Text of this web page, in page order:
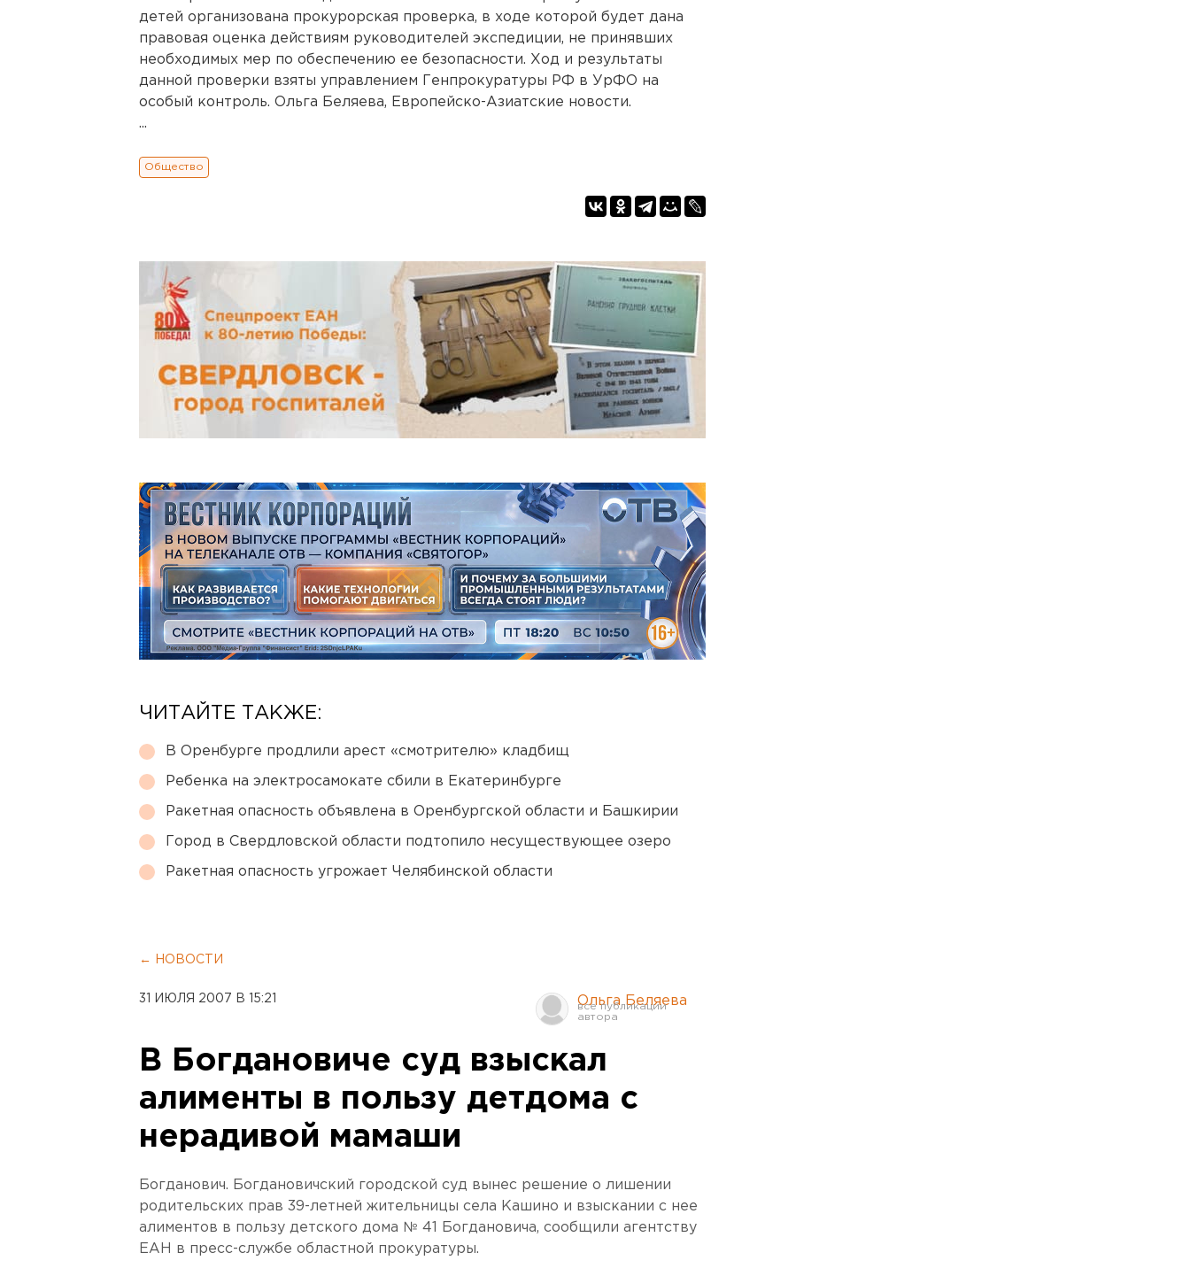
детей организована прокурорская проверка, в ходе которой будет дана
правовая оценка действиям руководителей экспедиции, не принявших
необходимых мер по обеспечению ее безопасности. Ход и результаты
данной проверки взяты управлением Генпрокуратуры РФ в УрФО на
особый контроль. Ольга Беляева, Европейско-Азиатские новости.
...
Общество
ЧИТАЙТЕ ТАКЖЕ:
В Оренбурге продлили арест «смотрителю» кладбищ
Ребенка на электросамокате сбили в Екатеринбурге
Ракетная опасность объявлена в Оренбургской области и Башкирии
Город в Свердловской области подтопило несуществующее озеро
Ракетная опасность угрожает Челябинской области
← НОВОСТИ
31 ИЮЛЯ 2007 В 15:21 Ольга Беляева
В Богдановиче суд взыскал
алименты в пользу детдома с
нерадивой мамаши
Богданович. Богдановичский городской суд вынес решение о лишении
родительских прав 39-летней жительницы села Кашино и взыскании с нее
алиментов в пользу детского дома № 41 Богдановича, сообщили агентству
ЕАН в пресс-службе областной прокуратуры.